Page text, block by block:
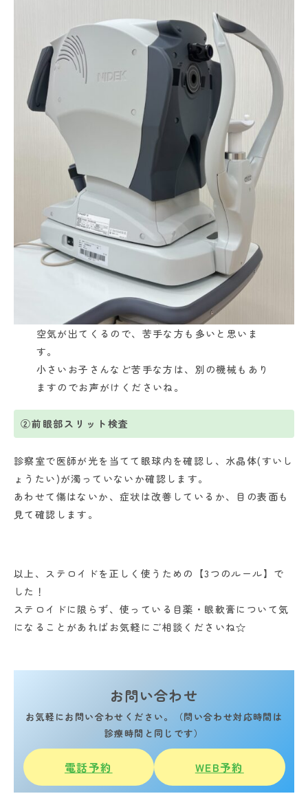
空気が出てくるので、苦手な方も多いと思いま
す。
小さいお子さんなど苦手な方は、別の機械もあり
ますのでお声がけくださいね。
②前眼部スリット検査
診察室で医師が光を当てて眼球内を確認し、水晶体(すいし
ょうたい)が濁っていないか確認します。
あわせて傷はないか、症状は改善しているか、目の表面も
見て確認します。
以上、ステロイドを正しく使うための【3つのルール】で
した！
ステロイドに限らず、使っている目薬・眼軟膏について気
になることがあればお気軽にご相談くださいね☆
お問い合わせ
お気軽にお問い合わせください。（問い合わせ対応時間は
診療時間と同じです）
電話予約 WEB予約